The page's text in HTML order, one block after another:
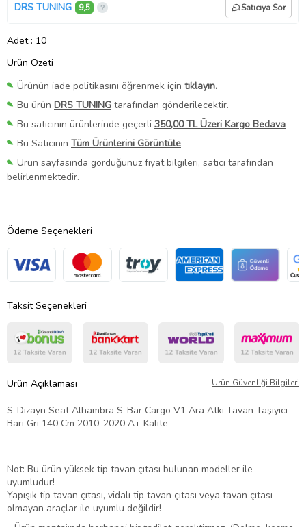
DRS TUNING 9,5 Satıcıya Sor
Adet : 10
Ürün Özeti
Ürünün iade politikasını öğrenmek için tıklayın.
Bu ürün DRS TUNING tarafından gönderilecektir.
Bu satıcının ürünlerinde geçerli 350,00 TL Üzeri Kargo Bedava
Bu Satıcının Tüm Ürünlerini Görüntüle
Ürün sayfasında gördüğünüz fiyat bilgileri, satıcı tarafından
belirlenmektedir.
Ödeme Seçenekleri
Taksit Seçenekleri
Ürün Açıklaması Ürün Güvenliği Bilgileri
S-Dizayn Seat Alhambra S-Bar Cargo V1 Ara Atkı Tavan Taşıyıcı
Barı Gri 140 Cm 2010-2020 A+ Kalite
Not: Bu ürün yüksek tip tavan çıtası bulunan modeller ile
uyumludur!
Yapışık tip tavan çıtası, vidalı tip tavan çıtası veya tavan çıtası
olmayan araçlar ile uyumlu değildir!